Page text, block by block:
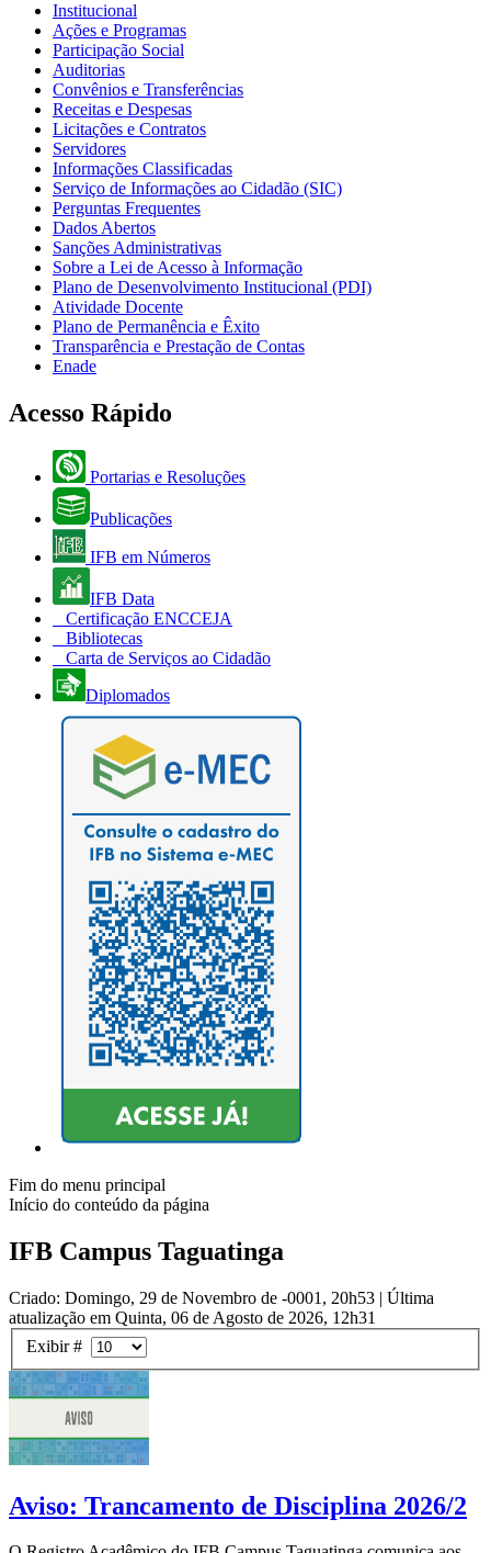
Institucional
Ações e Programas
Participação Social
Auditorias
Convênios e Transferências
Receitas e Despesas
Licitações e Contratos
Servidores
Informações Classificadas
Serviço de Informações ao Cidadão (SIC)
Perguntas Frequentes
Dados Abertos
Sanções Administrativas
Sobre a Lei de Acesso à Informação
Plano de Desenvolvimento Institucional (PDI)
Atividade Docente
Plano de Permanência e Êxito
Transparência e Prestação de Contas
Enade
Acesso Rápido
Portarias e Resoluções
Publicações
IFB em Números
IFB Data
Certificação ENCCEJA
Bibliotecas
Carta de Serviços ao Cidadão
Diplomados
Fim do menu principal
Início do conteúdo da página
IFB Campus Taguatinga
Criado: Domingo, 29 de Novembro de -0001, 20h53 | Última
atualização em Quinta, 06 de Agosto de 2026, 12h31
Exibir #
Aviso: Trancamento de Disciplina 2026/2